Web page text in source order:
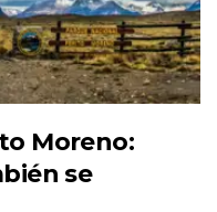
Moreno:
se